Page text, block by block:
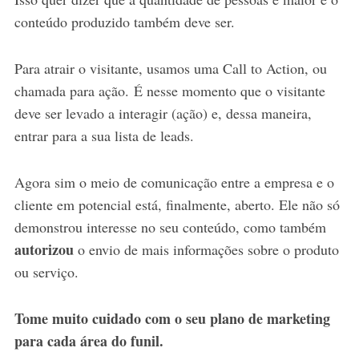
conteúdo produzido também deve ser.
Para atrair o visitante, usamos uma Call to Action, ou
chamada para ação. É nesse momento que o visitante
deve ser levado a interagir (ação) e, dessa maneira,
entrar para a sua lista de leads.
Agora sim o meio de comunicação entre a empresa e o
cliente em potencial está, finalmente, aberto. Ele não só
demonstrou interesse no seu conteúdo, como também
autorizouo envio de mais informações sobre o produto
ou serviço.
Tome muito cuidado com o seu plano de marketing
para cada área do funil.